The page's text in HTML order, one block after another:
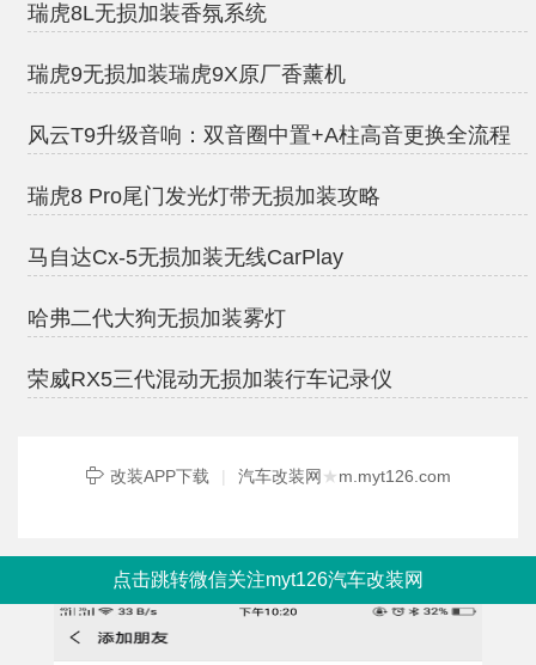
瑞虎8L无损加装香氛系统
瑞虎9无损加装瑞虎9X原厂香薰机
风云T9升级音响：双音圈中置+A柱高音更换全流程
瑞虎8 Pro尾门发光灯带无损加装攻略
马自达Cx-5无损加装无线CarPlay
哈弗二代大狗无损加装雾灯
荣威RX5三代混动无损加装行车记录仪
改装APP下载 | 汽车改装网 ★m.myt126.com
点击跳转微信关注myt126汽车改装网